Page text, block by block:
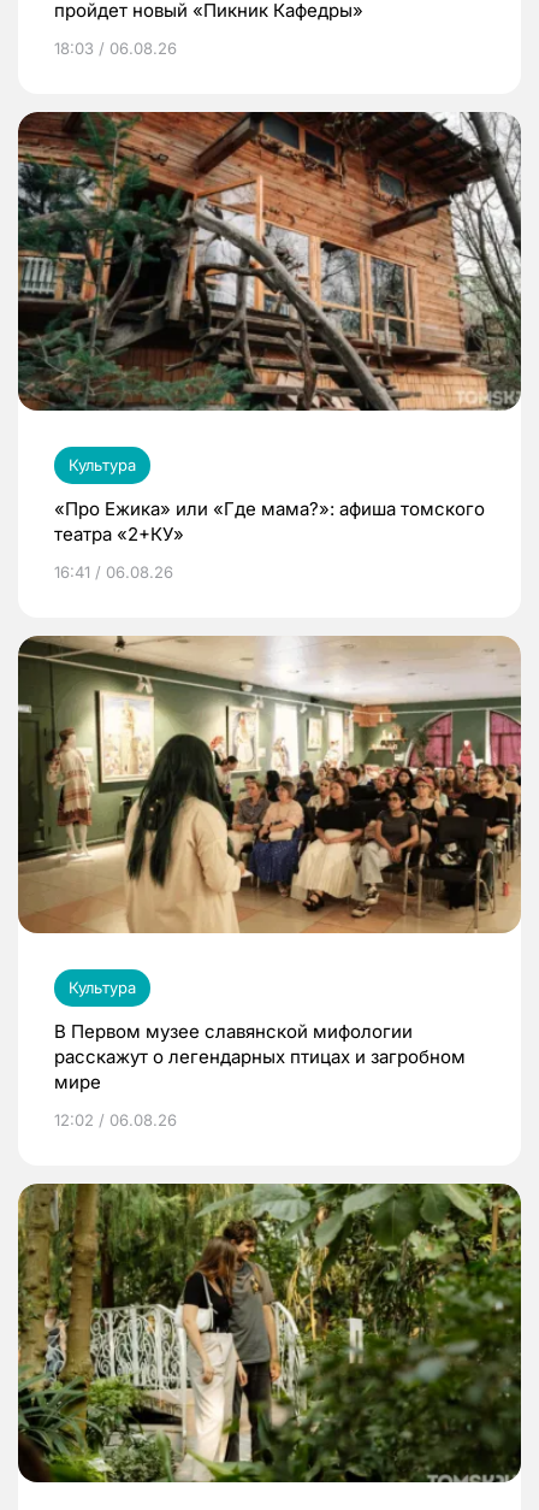
пройдет новый «Пикник Кафедры»
18:03 / 06.08.26
Культура
«Про Ежика» или «Где мама?»: афиша томского
театра «2+КУ»
16:41 / 06.08.26
Культура
В Первом музее славянской мифологии
расскажут о легендарных птицах и загробном
мире
12:02 / 06.08.26